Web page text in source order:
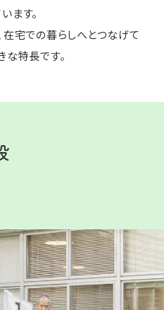
ます。
在宅での暮らしへとつなげて
な特長です。